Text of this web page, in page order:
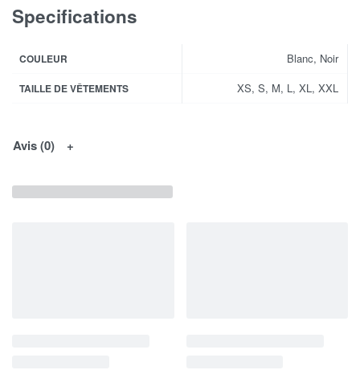
Specifications
COULEUR Blanc, Noir
TAILLE DE VÊTEMENTS XS, S, M, L, XL, XXL
Avis (0)